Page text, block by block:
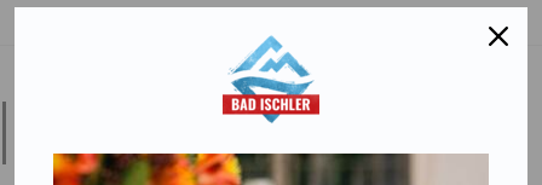
Salinen Austria Aktiengesellschaft
4802 Ebensee am Traunsee,AUSTRIA